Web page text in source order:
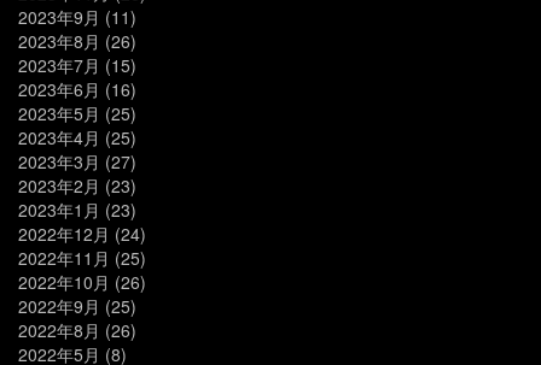
2023年9月 (11)
2023年8月 (26)
2023年7月 (15)
2023年6月 (16)
2023年5月 (25)
2023年4月 (25)
2023年3月 (27)
2023年2月 (23)
2023年1月 (23)
2022年12月 (24)
2022年11月 (25)
2022年10月 (26)
2022年9月 (25)
2022年8月 (26)
2022年5月 (8)